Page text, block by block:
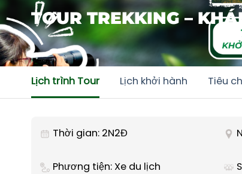
TOUR TREKKING –
Lịch trình Tour Lịch khởi hành Tiêu
Thời gian: 2N2Đ
Phương tiện: Xe du lịch